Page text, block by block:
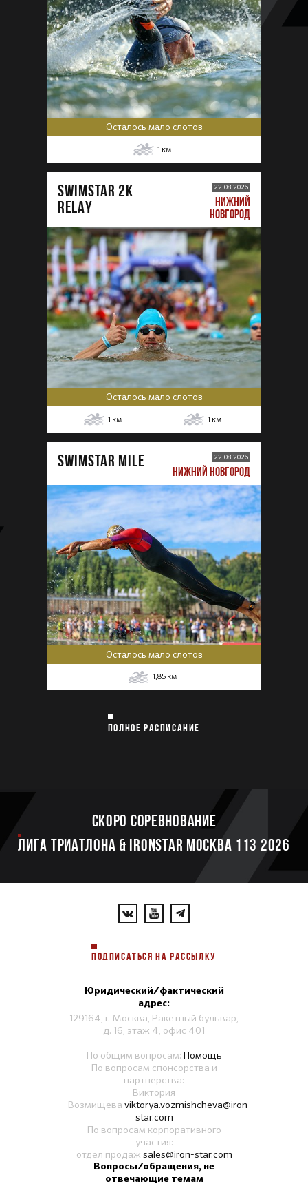
Осталось мало слотов
1 км
SWIMSTAR 2K
RELAY
22.08.2026
НИЖНИЙ
НОВГОРОД
Осталось мало слотов
1 км 1 км
SWIMSTAR MILE 22.08.2026
НИЖНИЙ НОВГОРОД
Осталось мало слотов
1,85 км
ПОЛНОЕ РАСПИСАНИЕ
Скоро соревнование
ЛИГА ТРИАТЛОНА & IRONSTAR МОСКВА 113 2026
ПОДПИСАТЬСЯ НА РАССЫЛКУ
Юридический/фактический
адрес:
129164, г. Москва, Ракетный бульвар,
д. 16, этаж 4, офис 401
По общим вопросам: Помощь
По вопросам спонсорства и
партнерства:
Виктория
Возмищева viktorya.vozmishcheva@iron-
star.com
По вопросам корпоративного
участия:
отдел продаж sales@iron-star.com
Вопросы/обращения, не
отвечающие темам